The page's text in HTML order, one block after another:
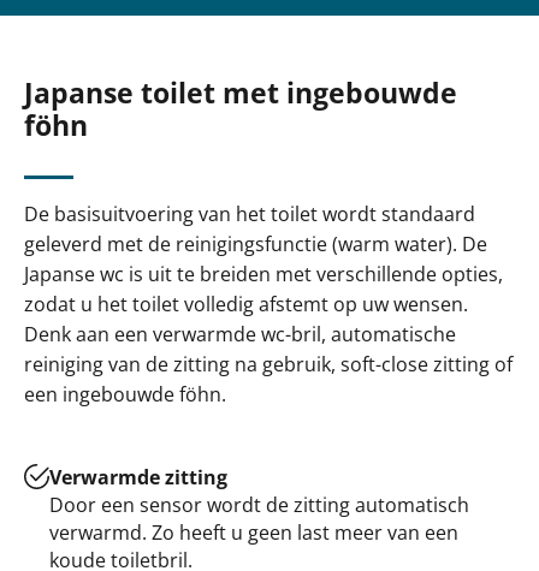
Japanse toilet met ingebouwde
föhn
De basisuitvoering van het toilet wordt standaard
geleverd met de reinigingsfunctie (warm water). De
Japanse wc is uit te breiden met verschillende opties,
zodat u het toilet volledig afstemt op uw wensen.
Denk aan een verwarmde wc-bril, automatische
reiniging van de zitting na gebruik, soft-close zitting of
een ingebouwde föhn.
Verwarmde zitting
Door een sensor wordt de zitting automatisch
verwarmd. Zo heeft u geen last meer van een
koude toiletbril.